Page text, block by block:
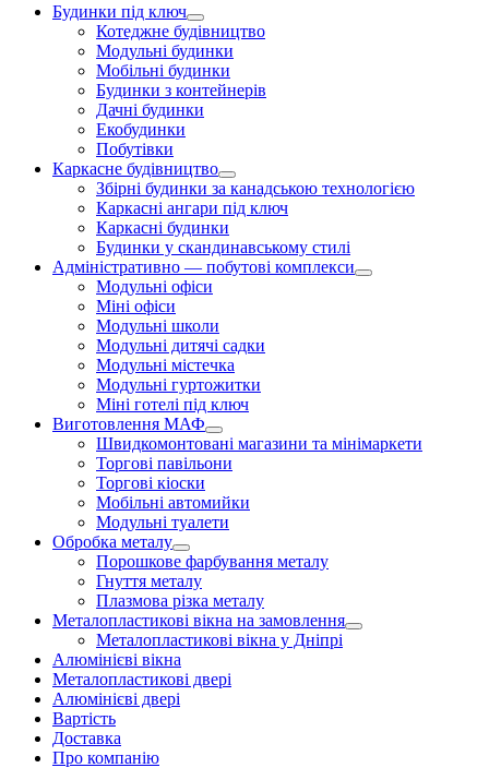
Будинки під ключ
Котеджне будівництво
Модульні будинки
Мобільні будинки
Будинки з контейнерів
Дачні будинки
Екобудинки
Побутівки
Каркасне будівництво
Збірні будинки за канадською технологією
Каркасні ангари під ключ
Каркасні будинки
Будинки у скандинавському стилі
Адміністративно — побутові комплекси
Модульні офіси
Міні офіси
Модульні школи
Модульні дитячі садки
Модульні містечка
Модульні гуртожитки
Міні готелі під ключ
Виготовлення МАФ
Швидкомонтовані магазини та мінімаркети
Торгові павільони
Торгові кіоски
Мобільні автомийки
Модульні туалети
Обробка металу
Порошкове фарбування металу
Гнуття металу
Плазмова різка металу
Металопластикові вікна на замовлення
Металопластикові вікна у Дніпрі
Алюмінієві вікна
Металопластикові двері
Алюмінієві двері
Вартість
Доставка
Про компанію